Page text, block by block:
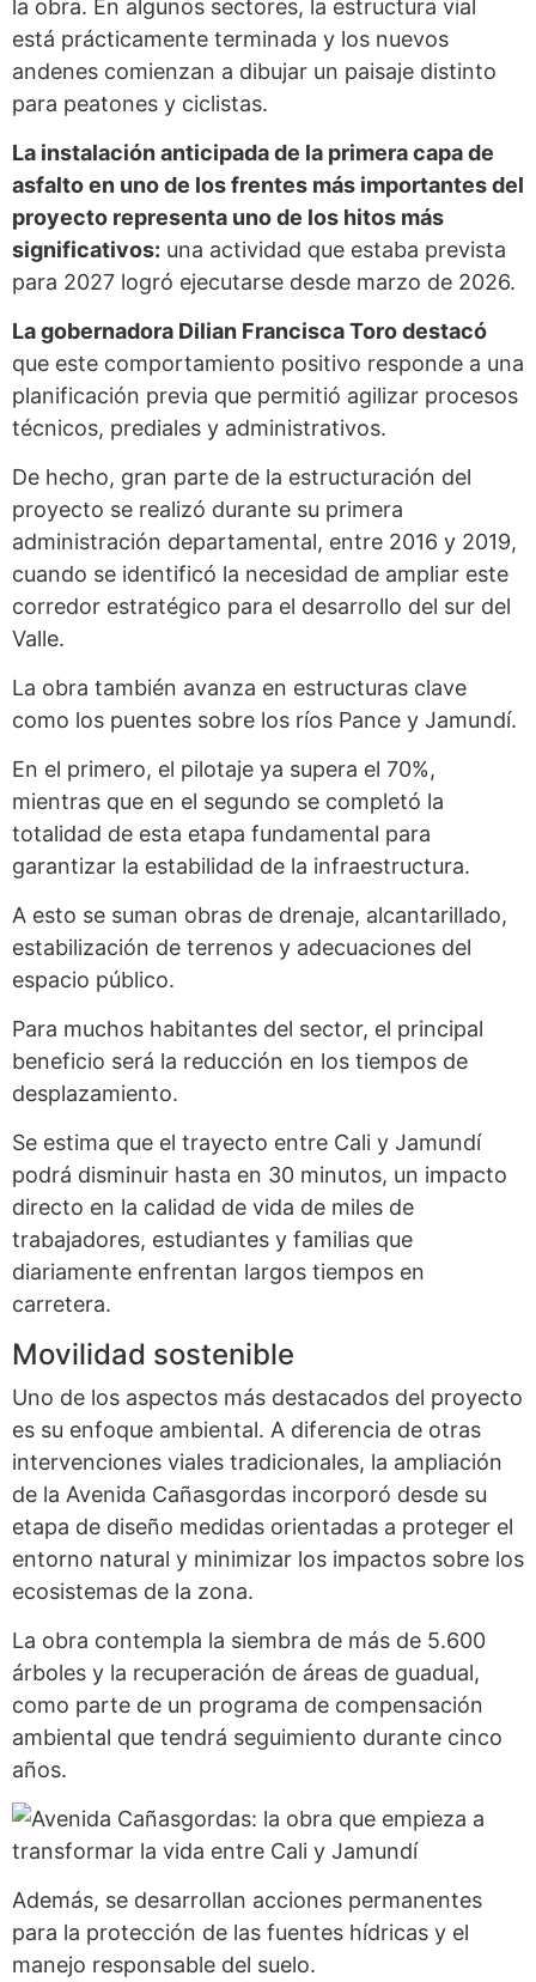
la obra. En algunos sectores, la estructura vial
está prácticamente terminada y los nuevos
andenes comienzan a dibujar un paisaje distinto
para peatones y ciclistas.
La instalación anticipada de la primera capa de
asfalto en uno de los frentes más importantes del
proyecto representa uno de los hitos más
significativos: una actividad que estaba prevista
para 2027 logró ejecutarse desde marzo de 2026.
La gobernadora Dilian Francisca Toro destacó
que este comportamiento positivo responde a una
planificación previa que permitió agilizar procesos
técnicos, prediales y administrativos.
De hecho, gran parte de la estructuración del
proyecto se realizó durante su primera
administración departamental, entre 2016 y 2019,
cuando se identificó la necesidad de ampliar este
corredor estratégico para el desarrollo del sur del
Valle.
La obra también avanza en estructuras clave
como los puentes sobre los ríos Pance y Jamundí.
En el primero, el pilotaje ya supera el 70%,
mientras que en el segundo se completó la
totalidad de esta etapa fundamental para
garantizar la estabilidad de la infraestructura.
A esto se suman obras de drenaje, alcantarillado,
estabilización de terrenos y adecuaciones del
espacio público.
Para muchos habitantes del sector, el principal
beneficio será la reducción en los tiempos de
desplazamiento.
Se estima que el trayecto entre Cali y Jamundí
podrá disminuir hasta en 30 minutos, un impacto
directo en la calidad de vida de miles de
trabajadores, estudiantes y familias que
diariamente enfrentan largos tiempos en
carretera.
Movilidad sostenible
Uno de los aspectos más destacados del proyecto
es su enfoque ambiental. A diferencia de otras
intervenciones viales tradicionales, la ampliación
de la Avenida Cañasgordas incorporó desde su
etapa de diseño medidas orientadas a proteger el
entorno natural y minimizar los impactos sobre los
ecosistemas de la zona.
La obra contempla la siembra de más de 5.600
árboles y la recuperación de áreas de guadual,
como parte de un programa de compensación
ambiental que tendrá seguimiento durante cinco
años.
Además, se desarrollan acciones permanentes
para la protección de las fuentes hídricas y el
manejo responsable del suelo.